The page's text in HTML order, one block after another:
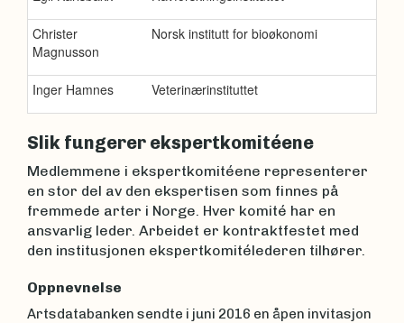
Christer
Magnusson
Norsk institutt for bioøkonomi
Inger Hamnes Veterinærinstituttet
Slik fungerer ekspertkomitéene
Medlemmene i ekspertkomitéene representerer
en stor del av den ekspertisen som finnes på
fremmede arter i Norge. Hver komité har en
ansvarlig leder. Arbeidet er kontraktfestet med
den institusjonen ekspertkomitélederen tilhører.
Oppnevnelse
Artsdatabanken sendte i juni 2016 en åpen invitasjon